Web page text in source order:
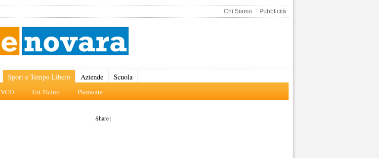
Chi Siamo Pubblicità
Sport e Tempo Libero
VCO Est-Ticino Piemonte
Aziende Scuola
Share|